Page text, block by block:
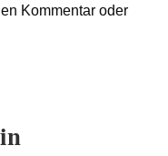
Kommentar oder